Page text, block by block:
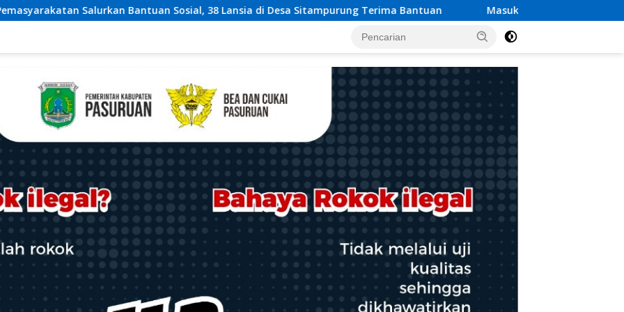
38 Lansia di Desa Sitampurung Terima Bantuan Masuk Penilaian Nasional TPAKD Award 2026, Lombok